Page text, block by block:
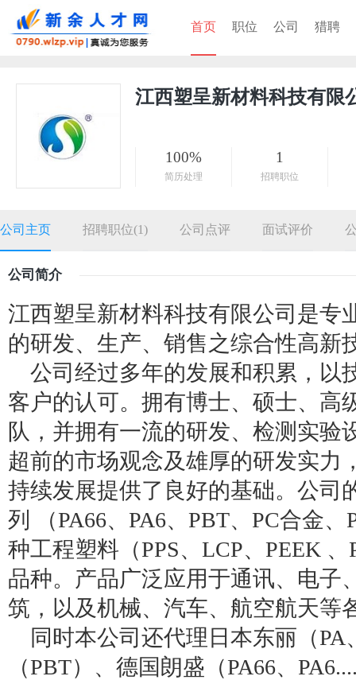
首页 职位 公司 猎聘
江西塑呈新材料科技有限
100%
简历处理
1
招聘职位
公司主页 招聘职位(1) 公司点评 面试评价
公司简介
江西塑呈新材料科技有限公司是专
的研发、生产、销售之综合性高新
公司经过多年的发展和积累，以
客户的认可。拥有博士、硕士、高
队，并拥有一流的研发、检测实验
超前的市场观念及雄厚的研发实力
持续发展提供了良好的基础。公司
列 （PA66、PA6、PBT、PC合金
种工程塑料（PPS、LCP、PEEK
品种。产品广泛应用于通讯、电子
筑，以及机械、汽车、航空航天
同时本公司还代理日本东丽（PA
（PBT）、德国朗盛（PA66、